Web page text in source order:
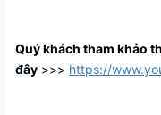
Quý khách tham khảo
đây >>> https://